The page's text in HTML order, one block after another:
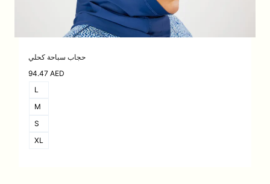
حجاب سباحة كحلي
94.47 AED
L
M
S
XL